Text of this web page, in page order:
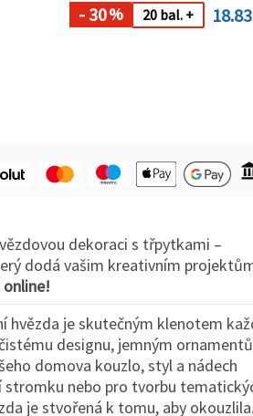
- 30% 20 bal. +
dekoraci s třpytkami –
dodá vašim kreativním
online!
hvězda je skutečným klenotem
designu, jemným
domova kouzlo, styl a nádech
stromku nebo pro tvorbu
je stvořená k tomu, aby okouzlila.